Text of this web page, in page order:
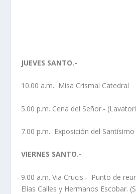
JUEVES SANTO.-
10.00 a.m. Misa Crismal Catedral
5.00 p.m. Cena del Señor.-
7.00 p.m. Exposición del
VIERNES SANTO.-
9.00 a.m. Via Crucis.- Punto de
Elías Calles y Hermanos Escobar.